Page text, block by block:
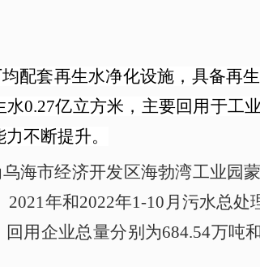
配套再生水净化设施，具备再
0.27亿立方米，主要回用于工
不断提升。
海市经济开发区海勃湾工业园
年和2022年1-10月污水总处
用企业总量分别为684.54万吨